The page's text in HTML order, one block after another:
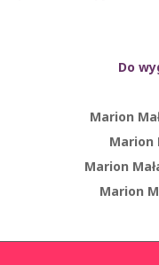
Do
Marion
Marion
Marion
Marion